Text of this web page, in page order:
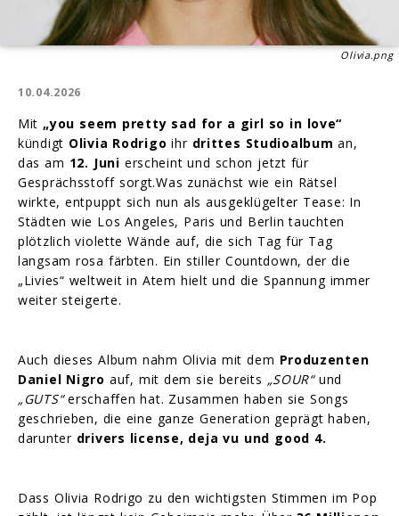
Olivia.png
10.04.2026
Mit„you seem pretty sad for a girl so in love“
kündigt Olivia Rodrigo ihr drittes Studioalbum an,
das am 12. Juni erscheint und schon jetzt für
Gesprächsstoff sorgt.Was zunächst wie ein Rätsel
wirkte, entpuppt sich nun als ausgeklügelter Tease: In
Städten wie Los Angeles, Paris und Berlin tauchten
plötzlich violette Wände auf, die sich Tag für Tag
langsam rosa färbten. Ein stiller Countdown, der die
„Livies“ weltweit in Atem hielt und die Spannung immer
weiter steigerte.
Auch dieses Album nahm Olivia mit dem Produzenten
Daniel Nigro auf, mit dem sie bereits „SOUR“und
„GUTS“erschaffen hat. Zusammen haben sie Songs
geschrieben, die eine ganze Generation geprägt haben,
darunter drivers license, deja vu und good 4.
Dass Olivia Rodrigo zu den wichtigsten Stimmen im Pop